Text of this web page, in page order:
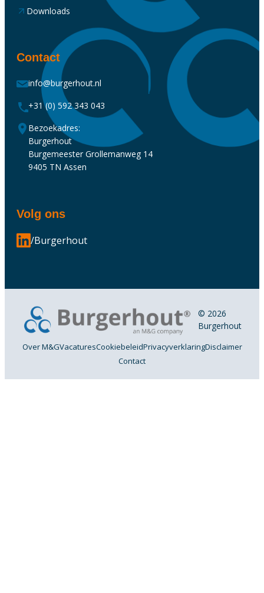
Downloads
Contact
info@burgerhout.nl
+31 (0) 592 343 043
Bezoekadres:
Burgerhout
Burgemeester Grollemanweg 14
9405 TN Assen
Volg ons
/Burgerhout
© 2026
Burgerhout
Over M&GVacaturesCookiebeleidPrivacyverklaringDisclaimer
Contact